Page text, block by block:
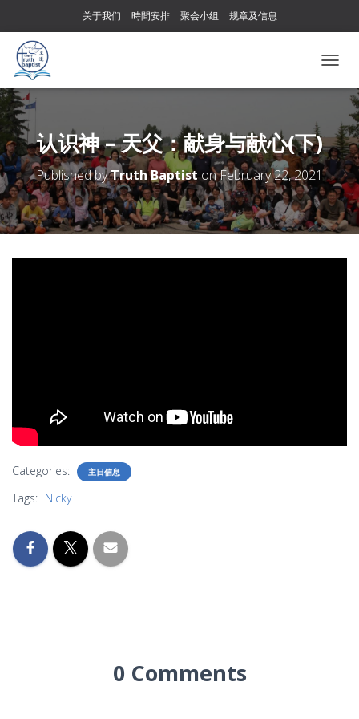
关于我们 時間安排 聚会小组 规章及信息
O
E
N
A
V
I
G
T
认识神 – 天父：献身与献心(下)
Published byTruth BaptistonFebruary 22, 2021
Categories: 主日信息
Tags: Nicky
0 Comments